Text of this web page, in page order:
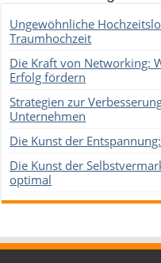
Ungewöhnliche
Traumhochzeit
Die Kraft von Networking:
Erfolg fördern
Strategien zur
Unternehmen
Die Kunst der
Die Kunst der
optimal